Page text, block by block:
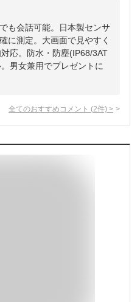
も会話可能。日本製センサ
に測定。大画面で見やすく
応。防水・防塵(IP68/3AT
男女兼用でプレゼントに
全てのおすすめコメント (2件) >